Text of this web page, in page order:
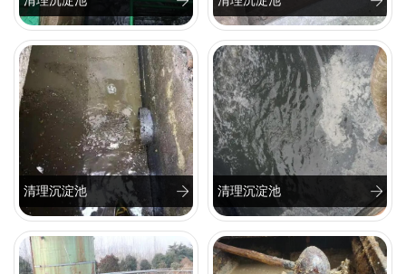
清理沉淀池 清理沉淀池